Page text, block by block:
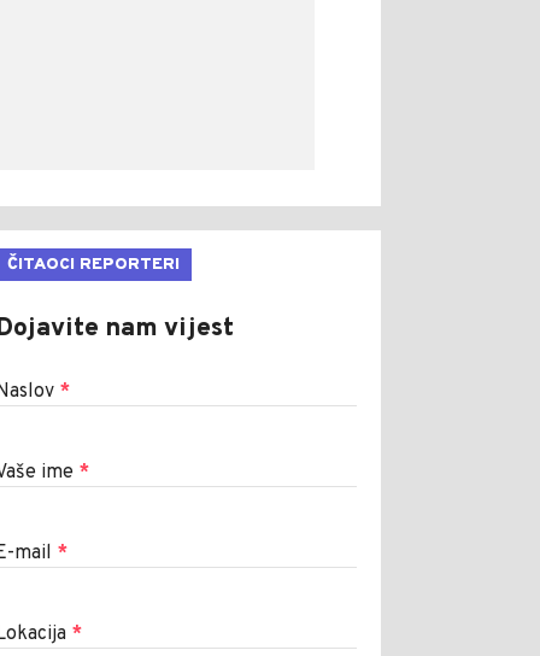
ČITAOCI REPORTERI
nam vijest
*
ime *
mail *
*